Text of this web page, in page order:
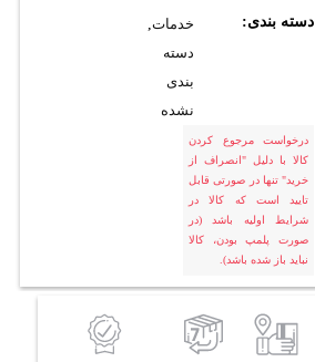
دسته بندی: خدمات,
دسته
بندی
نشده
درخواست مرجوع کردن
کالا با دلیل "انصراف از
خرید" تنها در صورتی قابل
تایید است که کالا در
شرایط اولیه باشد (در
صورت پلمپ بودن، کالا
نباید باز شده باشد).